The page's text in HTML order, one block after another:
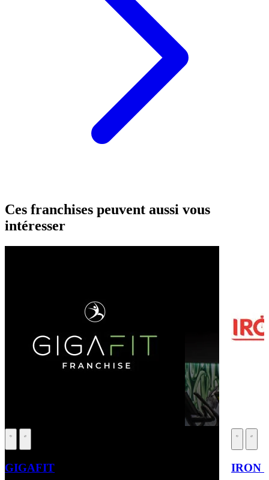
Ces franchises peuvent aussi vous
intéresser
GIGAFIT IRON